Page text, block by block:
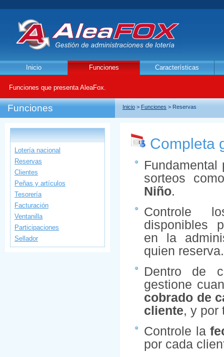
Inicio Funciones Características
Funciones que presenta AleaFox.
Inicio > Funciones > Reservas
Completa
Fundamental
sorteos
Niño.
Controle
disponibles
en la
quien reserva.
Dentro de
gestione
cobrado de
cliente, y por
Controle la
por cada
Funciones
Lotería nacional
Reservas
Clientes
Peñas y artículos
Tesorería
Facturación
Ventanilla
Participaciones
Sellador